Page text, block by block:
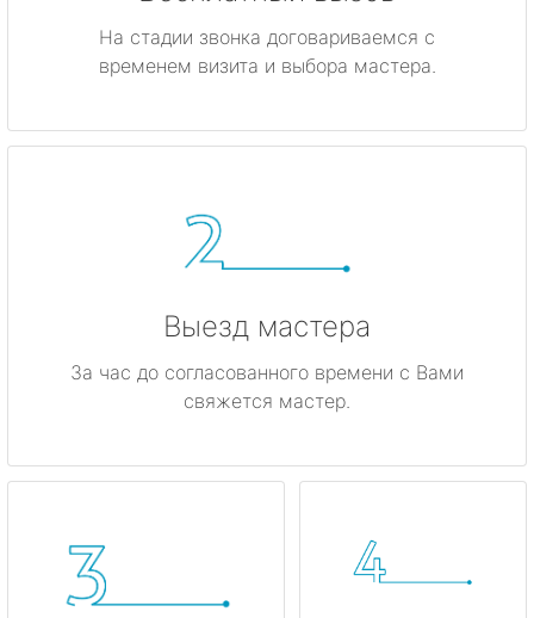
На стадии звонка договариваемся с
временем визита и выбора мастера.
Выезд мастера
За час до согласованного времени с Вами
свяжется мастер.